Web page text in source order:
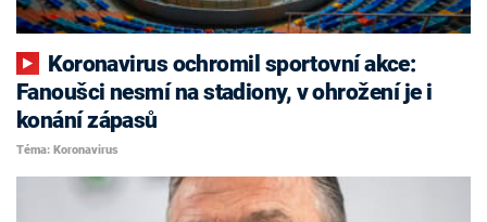
Fanoušci nesmí na stadiony, v ohrožení je i
konání zápasů
Téma: Koronavirus